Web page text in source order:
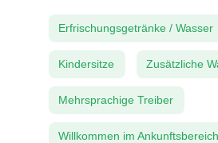
Erfrischungsgetränke / Wasser
Kindersitze Zusätzliche
Mehrsprachige Treiber
Willkommen im Ankunftsbereich